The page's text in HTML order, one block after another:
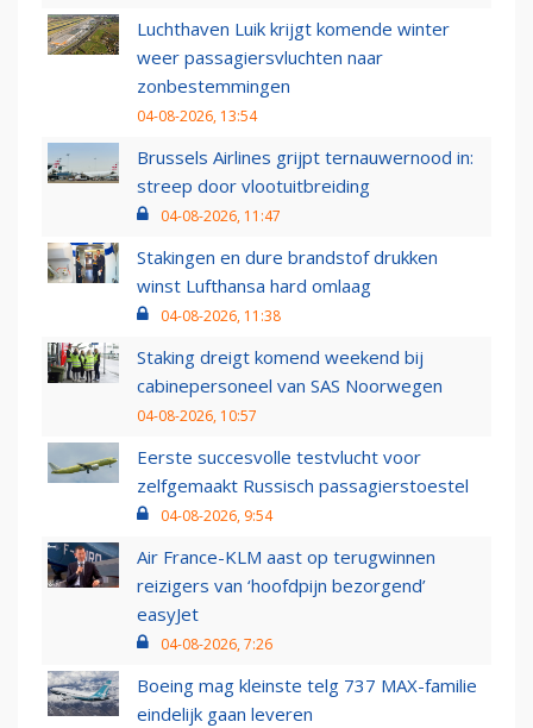
Luchthaven Luik krijgt komende winter
weer passagiersvluchten naar
zonbestemmingen
04-08-2026, 13:54
Brussels Airlines grijpt ternauwernood in:
streep door vlootuitbreiding
04-08-2026, 11:47
Stakingen en dure brandstof drukken
winst Lufthansa hard omlaag
04-08-2026, 11:38
Staking dreigt komend weekend bij
cabinepersoneel van SAS Noorwegen
04-08-2026, 10:57
Eerste succesvolle testvlucht voor
zelfgemaakt Russisch passagierstoestel
04-08-2026, 9:54
Air France-KLM aast op terugwinnen
reizigers van ‘hoofdpijn bezorgend’
easyJet
04-08-2026, 7:26
Boeing mag kleinste telg 737 MAX-familie
eindelijk gaan leveren